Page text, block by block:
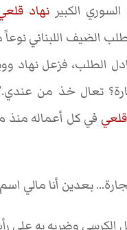
نهاد
الضيف اللبناني
الطلب، فزعل
تعال خذ من
في كل أعماله منذ
بعدين أنا مالي
الكرسي وضربه به على